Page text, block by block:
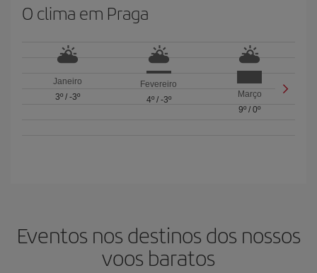
O clima em Praga
Janeiro
3º/ -3º
Fevereiro
4º/ -3º
Março
9º /0º
Eventos nos destinos dos nossos
voos baratos